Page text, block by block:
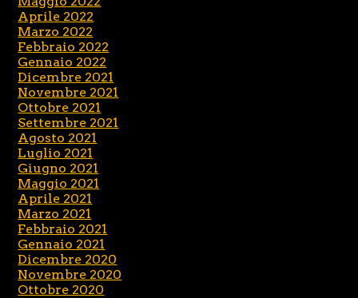
Aprile 2022
Marzo 2022
Febbraio 2022
Gennaio 2022
Dicembre 2021
Novembre 2021
Ottobre 2021
Settembre 2021
Agosto 2021
Luglio 2021
Giugno 2021
Maggio 2021
Aprile 2021
Marzo 2021
Febbraio 2021
Gennaio 2021
Dicembre 2020
Novembre 2020
Ottobre 2020